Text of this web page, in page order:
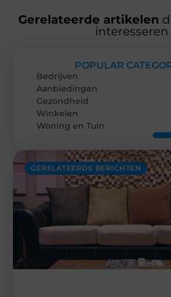
Gerelateerde artikelen
interesseren
GERELATEERDE BERICHTEN
POPULAR
Bedrijven
Aanbiedingen
Gezondheid
Winkelen
Woning en Tuin